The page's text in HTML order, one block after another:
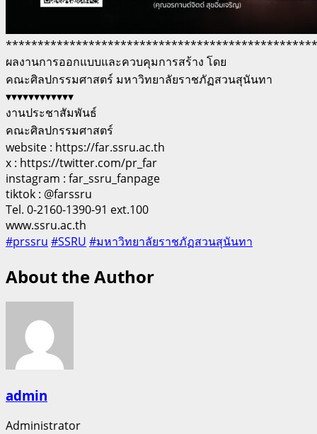
ผลงานการออกแบบและควบคุมการสร้าง โดย
คณะศิลปกรรมศาสตร์ มหาวิทยาลัยราชภัฏสวนสุนันทา
▾▾▾▾▾▾▾▾▾▾▾▾
งานประชาสัมพันธ์
คณะศิลปกรรมศาสตร์
website : https://far.ssru.ac.th
x : https://twitter.com/pr_far
instagram : far_ssru_fanpage
tiktok : @farssru
Tel. 0-2160-1390-91 ext.100
www.ssru.ac.th
#prssru #SSRU #มหาวิทยาลัยราชภัฏสวนสุนันทา
About the Author
admin
Administrator